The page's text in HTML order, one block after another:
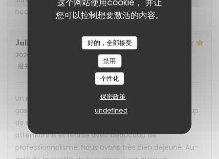
这个网站使用cookie， 并让
您可以控制想要激活的内容。
好的，全部接受
禁用
个性化
保密政策
undefined
beaucoup pour cette accueil. A bientôt
Julia
2026-07-02
服务
5/5 质价比
Un restaurant qui prouve qu'on peut allier
gastronomie, convivialité et inclusion avec beaucoup
de réussite ! L'accueil est chaleureux, le service
attentionné et réalisé avec beaucoup de
professionnalisme. Nous avons très bien déjeuné. Au-